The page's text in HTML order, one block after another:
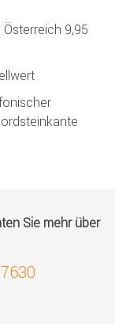
9,95
Sie mehr über